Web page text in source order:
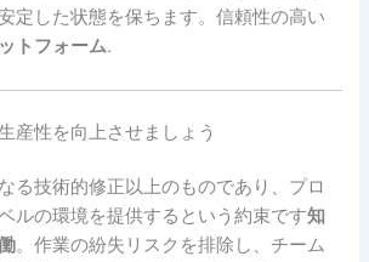
定した状態を保ちます。信頼性の高い
トフォーム.
産性を向上させましょう
る技術的修正以上のものであり、プロ
ルの環境を提供するという約束です知
。作業の紛失リスクを排除し、チーム